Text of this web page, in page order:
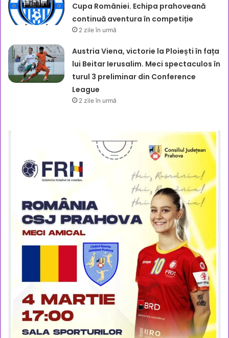
Cupa României. Echipa prahoveană
continuă aventura în competiție
2 zile în urmă
Austria Viena, victorie la Ploiești în fața
lui Beitar Ierusalim. Meci spectaculos în
turul 3 preliminar din Conference
League
2 zile în urmă